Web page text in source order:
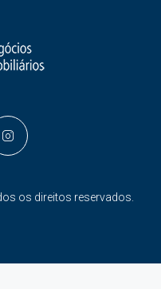
os direitos reservados.